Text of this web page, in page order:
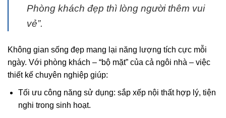
Phòng khách đẹp thì lòng người thêm vui
vẻ”.
Không gian sống đẹp mang lại năng lượng tích cực mỗi
ngày. Với phòng khách – “bộ mặt” của cả ngôi nhà – việc
thiết kế chuyên nghiệp giúp:
Tối ưu công năng sử dụng: sắp xếp nội thất hợp lý, tiện
nghi trong sinh hoạt.